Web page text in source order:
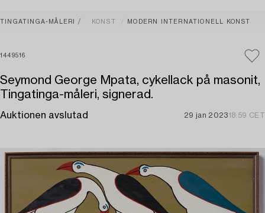
TINGATINGA-MÅLERI KONST MODERN INTERNATIONELL KONST
1449516
Seymond George Mpata, cykellack på masonit,
Tingatinga-måleri, signerad.
Auktionen avslutad 29 jan 202318:59 CET